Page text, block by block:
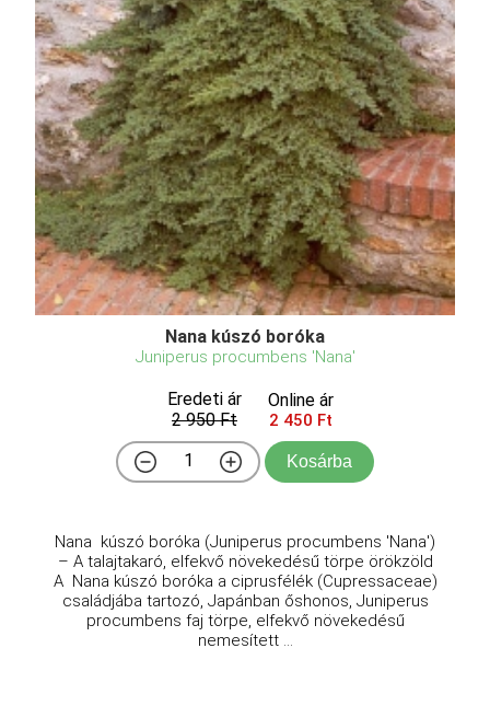
Nana kúszó boróka
Juniperus procumbens 'Nana'
Eredeti ár
2 950 Ft
Online ár
2 450 Ft
Kosárba
Nana kúszó boróka (Juniperus procumbens 'Nana')
– A talajtakaró, elfekvő növekedésű törpe örökzöld
A Nana kúszó boróka a ciprusfélék (Cupressaceae)
családjába tartozó, Japánban őshonos, Juniperus
procumbens faj törpe, elfekvő növekedésű
nemesített ...